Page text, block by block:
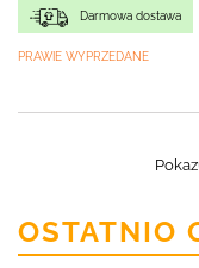
Darmowa dostawa
PRAWIE WYPRZEDANE
OSTATNIO